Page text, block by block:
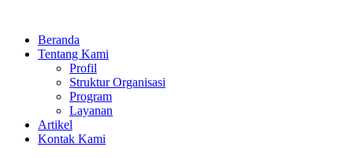
kontenBeranda
Tentang Kami
Profil
Struktur Organisasi
Program
Layanan
Artikel
Kontak Kami